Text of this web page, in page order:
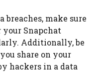
make sure
your Snapchat
Additionally, be
share on your
hackers in a data